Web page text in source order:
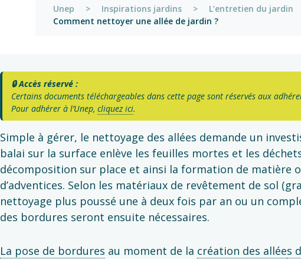
Unep > Inspirations jardins > L’entretien du jardin
Comment nettoyer une allée de jardin ?
🔒 Accès réservé :
Certains documents téléchargeables dans cette page sont réservés aux
Pour adhérer à l’Unep, cliquez ici.
Simple à gérer, le nettoyage des allées demande un
balai sur la surface enlève les feuilles mortes et les
décomposition sur place et ainsi la formation de matière
d’adventices. Selon les matériaux de revêtement de sol
nettoyage plus poussé une à deux fois par an ou un
des bordures seront ensuite nécessaires.
La pose de bordures au moment de la création des allées